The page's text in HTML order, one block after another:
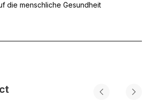
die menschliche Gesundheit